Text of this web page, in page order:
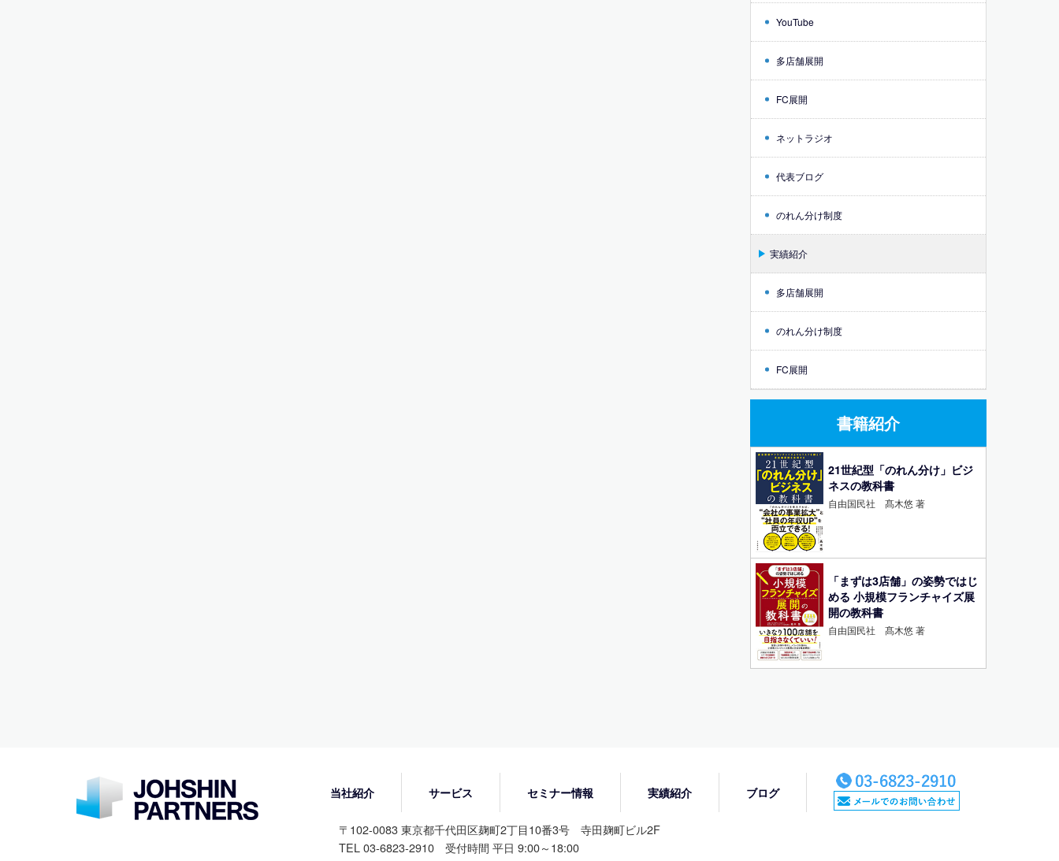
YouTube
多店舗展開
FC展開
ネットラジオ
代表ブログ
のれん分け制度
実績紹介
多店舗展開
のれん分け制度
FC展開
書籍紹介
21世紀型「のれん分け」ビジ
ネスの教科書
自由国民社 髙木悠 著
「まずは3店舗」の姿勢ではじ
める 小規模フランチャイズ展
開の教科書
自由国民社 髙木悠 著
当社紹介 サービス セミナー情報 実績紹介 ブログ
〒102-0083 東京都千代田区麹町2丁目10番3号 寺田麹町ビル2F
TEL 03-6823-2910 受付時間 平日 9:00～18:00